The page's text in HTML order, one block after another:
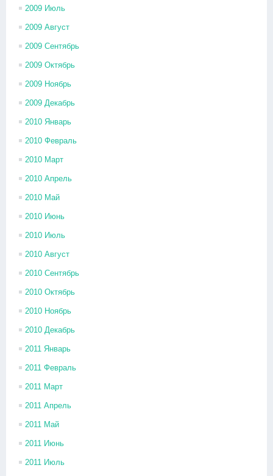
2009 Июль
2009 Август
2009 Сентябрь
2009 Октябрь
2009 Ноябрь
2009 Декабрь
2010 Январь
2010 Февраль
2010 Март
2010 Апрель
2010 Май
2010 Июнь
2010 Июль
2010 Август
2010 Сентябрь
2010 Октябрь
2010 Ноябрь
2010 Декабрь
2011 Январь
2011 Февраль
2011 Март
2011 Апрель
2011 Май
2011 Июнь
2011 Июль